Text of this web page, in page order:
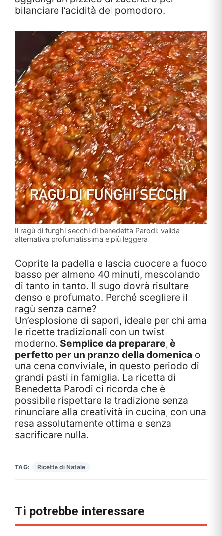
bilanciare l’acidità del pomodoro.
Il ragù di funghi secchi di benedetta Parodi: valida
alternativa profumatissima e più leggera
Coprite la padella e lascia cuocere a fuoco
basso per almeno 40 minuti, mescolando
di tanto in tanto. Il sugo dovrà risultare
denso e profumato. Perché scegliere il
ragù senza carne?
Un’esplosione di sapori, ideale per chi ama
le ricette tradizionali con un twist
moderno. Semplice da preparare, è
perfetto per un pranzo della domenica o
una cena conviviale, in questo periodo di
grandi pasti in famiglia. La ricetta di
Benedetta Parodi ci ricorda che è
possibile rispettare la tradizione senza
rinunciare alla creatività in cucina, con una
resa assolutamente ottima e senza
sacrificare nulla.
TAG: Ricette di Natale
Ti potrebbe interessare